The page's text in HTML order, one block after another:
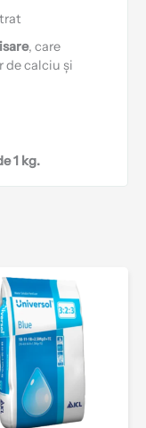
, care
de calciu și
1 kg.